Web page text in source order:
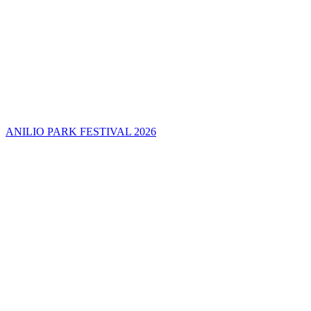
ANILIO PARK FESTIVAL 2026